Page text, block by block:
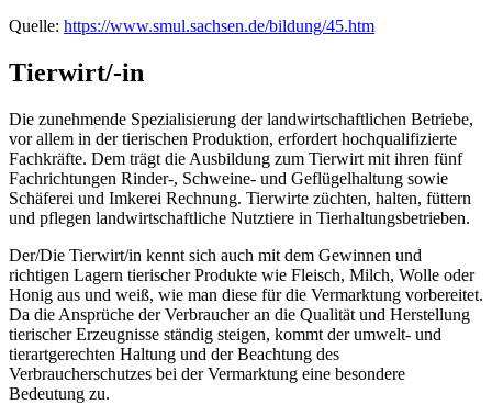
Quelle: https://www.smul.sachsen.de/bildung/45.htm
Tierwirt/-in
Die zunehmende Spezialisierung der landwirtschaftlichen Betriebe,
vor allem in der tierischen Produktion, erfordert hochqualifizierte
Fachkräfte. Dem trägt die Ausbildung zum Tierwirt mit ihren fünf
Fachrichtungen Rinder-, Schweine- und Geflügelhaltung sowie
Schäferei und Imkerei Rechnung. Tierwirte züchten, halten, füttern
und pflegen landwirtschaftliche Nutztiere in Tierhaltungsbetrieben.
Der/Die Tierwirt/in kennt sich auch mit dem Gewinnen und
richtigen Lagern tierischer Produkte wie Fleisch, Milch, Wolle oder
Honig aus und weiß, wie man diese für die Vermarktung vorbereitet.
Da die Ansprüche der Verbraucher an die Qualität und Herstellung
tierischer Erzeugnisse ständig steigen, kommt der umwelt- und
tierartgerechten Haltung und der Beachtung des
Verbraucherschutzes bei der Vermarktung eine besondere
Bedeutung zu.